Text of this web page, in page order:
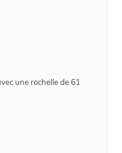
une rochelle de 61